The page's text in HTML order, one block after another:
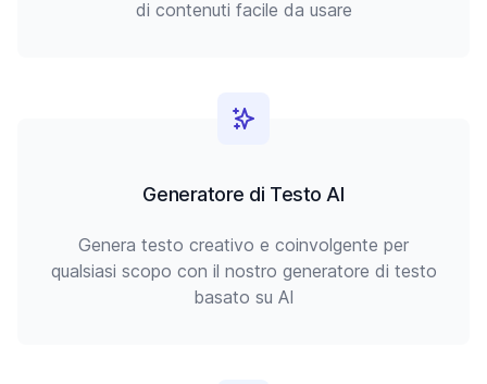
di contenuti facile da usare
Generatore di Testo AI
Genera testo creativo e coinvolgente per
qualsiasi scopo con il nostro generatore di testo
basato su AI